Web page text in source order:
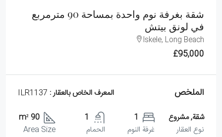
شقة بغرفة نوم واحدة بمساحة 90 مترمربع
في لونق بيتش
Iskele, Long Beach
£95,000
الملخص المعرف الخاص بالعقار :
شقة, مشروع
نوع العقار
1
غرفة النوم
1
الحمام
90 m²
Area Size